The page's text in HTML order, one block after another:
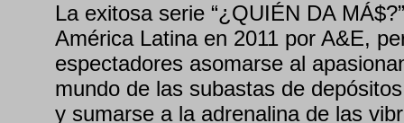
La exitosa serie “¿QUIÉN DA
América Latina en 2011 por A&E,
espectadores asomarse al
mundo de las subastas de
y sumarse a la adrenalina de las